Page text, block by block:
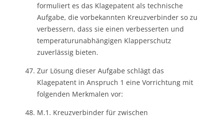
formuliert es das Klagepatent als technische
Aufgabe, die vorbekannten Kreuzverbinder so zu
verbessern, dass sie einen verbesserten und
temperaturunabhängigen Klapperschutz
zuverlässig bieten.
Zur Lösung dieser Aufgabe schlägt das
Klagepatent in Anspruch 1 eine Vorrichtung mit
folgenden Merkmalen vor:
M.1. Kreuzverbinder für zwischen